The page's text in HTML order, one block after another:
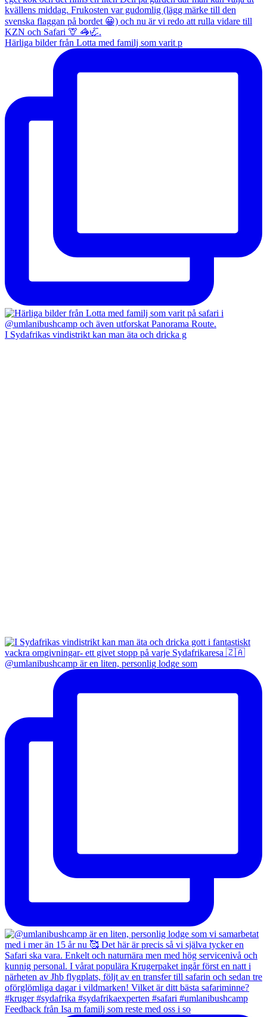
Härliga bilder från Lotta med familj som varit p
I Sydafrikas vindistrikt kan man äta och dricka g
@umlanibushcamp är en liten, personlig lodge som
Feedback från Isa m familj som reste med oss i so